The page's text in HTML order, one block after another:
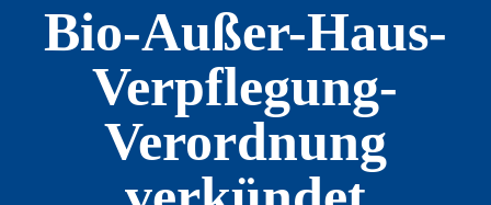
Bio-Außer-Haus-
Verpflegung-
Verordnung